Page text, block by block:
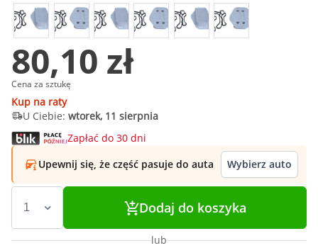
80,10 zł
Cena za sztukę
Kup na raty
U Ciebie: wtorek, 11 sierpnia
Zapłać do 30 dni
Upewnij się, że część pasuje do auta
Wybierz auto
Dodaj do koszyka
lub